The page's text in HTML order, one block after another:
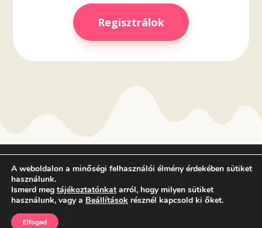
Regisztrálok
Cookie tájékoztató
A weboldalon a minőségi felhasználói élmény érdekében sütiket
használunk.
Ismerd meg tájékoztatónkat arról, hogy milyen sütiket
használunk, vagy a Beállítások résznél kapcsold ki őket.
Elfogad